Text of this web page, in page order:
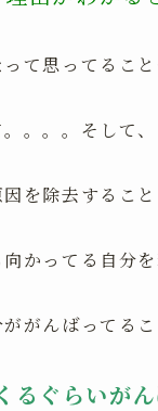
て思ってるこ
。。。そして
を除去するこ
かってる自分
がんばってる
るぐらいが